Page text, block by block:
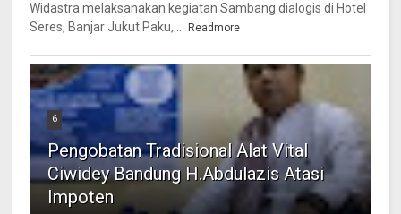
Widastra melaksanakan kegiatan Sambang dialogis di Hotel
Seres, Banjar Jukut Paku, ... Readmore
6
Pengobatan Tradisional Alat Vital
Ciwidey Bandung H.Abdulazis Atasi
Impoten